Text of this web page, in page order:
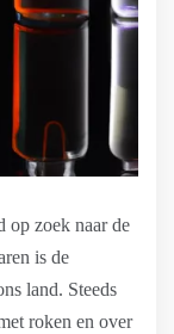
op zoek naar de
is de
land. Steeds
roken en over